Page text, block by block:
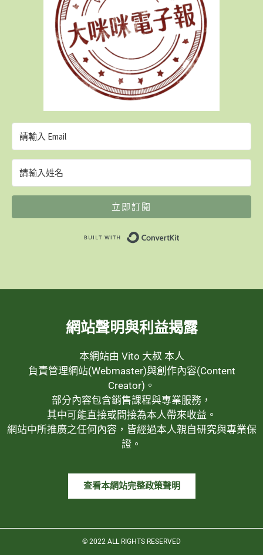
立即訂閱
網站聲明與利益揭露
本網站由 Vito 大叔 本人
負責管理網站(Webmaster)與創作內容(Content
Creator)。
部分內容包含銷售課程與專業服務，
其中可能直接或間接為本人帶來收益。
網站中所推廣之任何內容，皆經過本人親自研究與專業保
證。
查看本網站完整政策聲明
© 2022 ALL RIGHTS RESERVED​